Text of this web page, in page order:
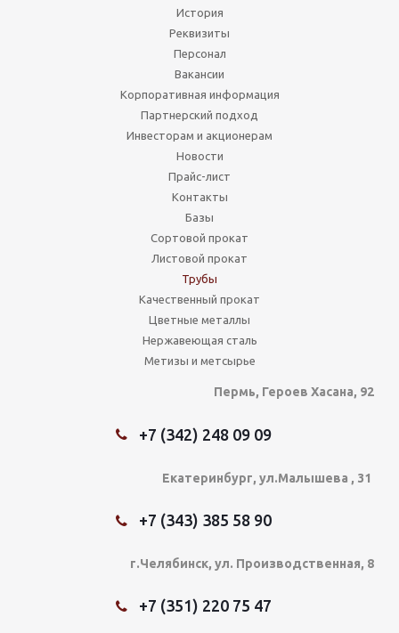
История
Реквизиты
Персонал
Вакансии
Корпоративная информация
Партнерский подход
Инвесторам и акционерам
Новости
Прайс-лист
Контакты
Базы
Сортовой прокат
Листовой прокат
Трубы
Качественный прокат
Цветные металлы
Нержавеющая сталь
Метизы и метсырье
Пермь, Героев Хасана, 92
+7 (342) 248 09 09
Екатеринбург, ул.Малышева , 31
+7 (343) 385 58 90
г.Челябинск, ул. Производственная, 8
+7 (351) 220 75 47